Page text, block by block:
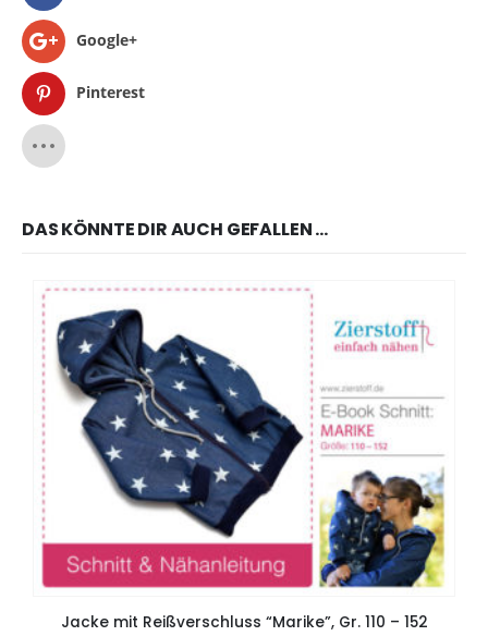
Google+
Pinterest
DAS KÖNNTE DIR AUCH GEFALLEN …
Jacke mit Reißverschluss “Marike”, Gr. 110 – 152